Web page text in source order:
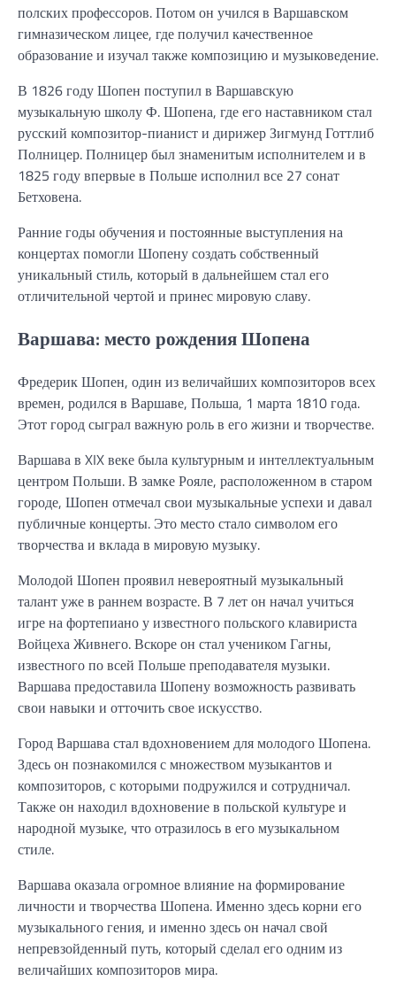
полских профессоров. Потом он учился в Варшавском
гимназическом лицее, где получил качественное
образование и изучал также композицию и музыковедение.
В 1826 году Шопен поступил в Варшавскую
музыкальную школу Ф. Шопена, где его наставником стал
русский композитор-пианист и дирижер Зигмунд Готтлиб
Полницер. Полницер был знаменитым исполнителем и в
1825 году впервые в Польше исполнил все 27 сонат
Бетховена.
Ранние годы обучения и постоянные выступления на
концертах помогли Шопену создать собственный
уникальный стиль, который в дальнейшем стал его
отличительной чертой и принес мировую славу.
Варшава: место рождения Шопена
Фредерик Шопен, один из величайших композиторов всех
времен, родился в Варшаве, Польша, 1 марта 1810 года.
Этот город сыграл важную роль в его жизни и творчестве.
Варшава в XIX веке была культурным и интеллектуальным
центром Польши. В замке Рояле, расположенном в старом
городе, Шопен отмечал свои музыкальные успехи и давал
публичные концерты. Это место стало символом его
творчества и вклада в мировую музыку.
Молодой Шопен проявил невероятный музыкальный
талант уже в раннем возрасте. В 7 лет он начал учиться
игре на фортепиано у известного польского клавириста
Войцеха Живнего. Вскоре он стал учеником Гагны,
известного по всей Польше преподавателя музыки.
Варшава предоставила Шопену возможность развивать
свои навыки и отточить свое искусство.
Город Варшава стал вдохновением для молодого Шопена.
Здесь он познакомился с множеством музыкантов и
композиторов, с которыми подружился и сотрудничал.
Также он находил вдохновение в польской культуре и
народной музыке, что отразилось в его музыкальном
стиле.
Варшава оказала огромное влияние на формирование
личности и творчества Шопена. Именно здесь корни его
музыкального гения, и именно здесь он начал свой
непревзойденный путь, который сделал его одним из
величайших композиторов мира.